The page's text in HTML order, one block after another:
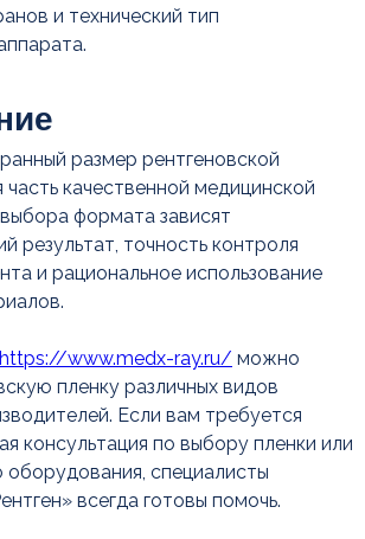
и технический тип
размер рентгеновской
качественной медицинской
формата зависят
результат, точность контроля
и рациональное использование
https://www.medx-ray.ru/ можно
пленку различных видов
Если вам требуется
консультация по выбору пленки или
специалисты
всегда готовы помочь.